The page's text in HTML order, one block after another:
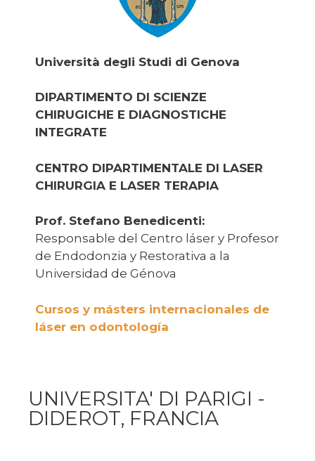
Università degli Studi di Genova
DIPARTIMENTO DI SCIENZE
CHIRUGICHE E DIAGNOSTICHE
INTEGRATE
CENTRO DIPARTIMENTALE DI LASER
CHIRURGIA E LASER TERAPIA
Prof. Stefano Benedicenti:
Responsable del Centro láser y Profesor
de Endodonzia y Restorativa a la
Universidad de Génova
Cursos y másters internacionales de
láser en odontología
UNIVERSITA' DI PARIGI -
DIDEROT, FRANCIA